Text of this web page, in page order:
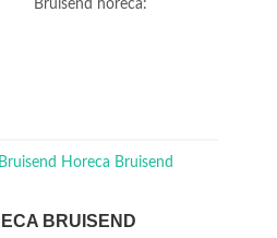
Bruisend horeca:
BRUISEND